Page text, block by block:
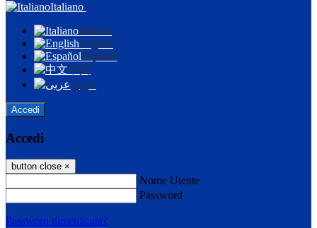
Italiano
Italiano
English
Español
中文
عربى
Accedi
Accedi
button close ×
Nome Utente
Password
Password dimenticata?